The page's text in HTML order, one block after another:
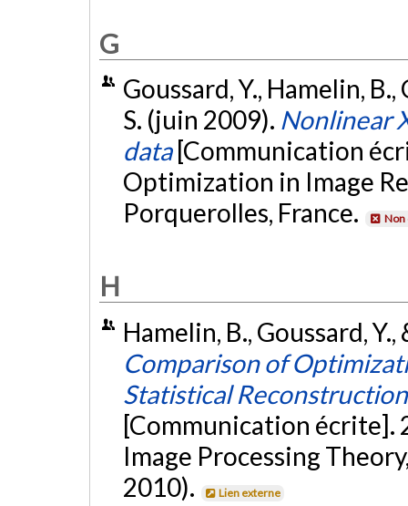
G
Goussard, Y., Hamelin,
S. (juin 2009). Nonlinear
data [Communication
Optimization in Image
Porquerolles, France.
Non
H
Hamelin, B., Goussard,
Comparison of
Statistical
[Communication écrite].
Image Processing
2010).
Lien externe